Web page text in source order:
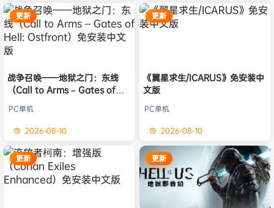
更新
战争召唤——地狱之门：东线
（Call to Arms – Gates of
PC单机
2026-08-10
更新
《翼星求生/ICARUS》免安装中
文版
PC单机
2026-08-10
更新 更新